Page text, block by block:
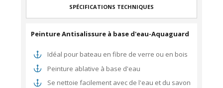
SPÉCIFICATIONS TECHNIQUES
Peinture Antisalissure à base d'eau-Aquaguard
Idéal pour bateau en fibre de verre ou en bois
Peinture ablative à base d'eau
Se nettoie facilement avec de l'eau et du savon